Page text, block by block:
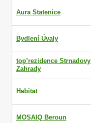
Aura Statenice
Bydlení Úvaly
top’rezidence Strnadovy
Zahrady
Habitat
MOSAIQ Beroun